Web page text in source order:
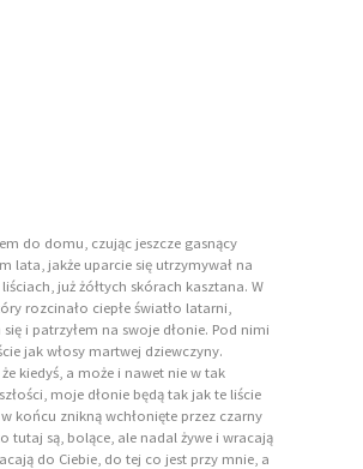
do domu, czując jeszcze gasnący
lata, jakże uparcie się utrzymywał na
już żółtych skórach kasztana. W
rozcinało ciepłe światło latarni,
się i patrzyłem na swoje dłonie. Pod nimi
jak włosy martwej dziewczyny.
że kiedyś, a może i nawet nie w tak
moje dłonie będą tak jak te liście
końcu znikną wchłonięte przez czarny
tutaj są, bolące, ale nadal żywe i wracają
do Ciebie, do tej co jest przy mnie, a